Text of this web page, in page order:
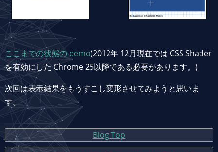
ここまでの状態の demo(2012年 12月現在では CSS Shader
を有効にした Chrome 25以降である必要があります。)
次回は表示結果をもうすこし変形させてみようと思いま
す。
Blog Top